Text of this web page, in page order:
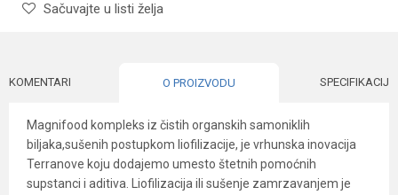
Sačuvajte u listi želja
KOMENTARI O PROIZVODU SPECIFIKACIJA
Magnifood kompleks iz čistih organskih samoniklih
biljaka,sušenih postupkom liofilizacije, je vrhunska inovacija
Terranove koju dodajemo umesto štetnih pomoćnih
supstanci i aditiva. Liofilizacija ili sušenje zamrzavanjem je